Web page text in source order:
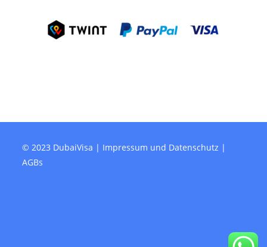
© 2023 DubaiVisa | Impressum und Datenschutz |
AGBs